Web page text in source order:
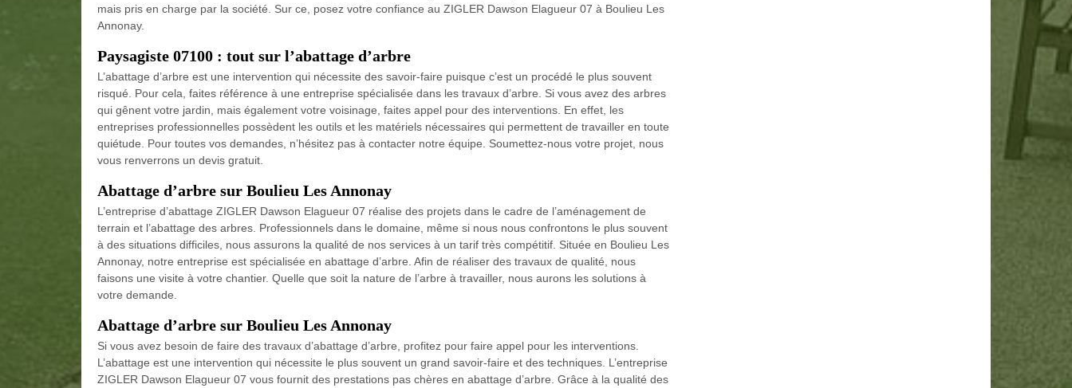
mais pris en charge par la société. Sur ce, posez votre confiance au ZIGLER Dawson Elagueur 07 à Boulieu Les
Annonay.
Paysagiste 07100 : tout sur l’abattage d’arbre
L’abattage d’arbre est une intervention qui nécessite des savoir-faire puisque c’est un procédé le plus souvent
risqué. Pour cela, faites référence à une entreprise spécialisée dans les travaux d’arbre. Si vous avez des arbres
qui gênent votre jardin, mais également votre voisinage, faites appel pour des interventions. En effet, les
entreprises professionnelles possèdent les outils et les matériels nécessaires qui permettent de travailler en toute
quiétude. Pour toutes vos demandes, n’hésitez pas à contacter notre équipe. Soumettez-nous votre projet, nous
vous renverrons un devis gratuit.
Abattage d’arbre sur Boulieu Les Annonay
L’entreprise d’abattage ZIGLER Dawson Elagueur 07 réalise des projets dans le cadre de l’aménagement de
terrain et l’abattage des arbres. Professionnels dans le domaine, même si nous nous confrontons le plus souvent
à des situations difficiles, nous assurons la qualité de nos services à un tarif très compétitif. Située en Boulieu Les
Annonay, notre entreprise est spécialisée en abattage d’arbre. Afin de réaliser des travaux de qualité, nous
faisons une visite à votre chantier. Quelle que soit la nature de l’arbre à travailler, nous aurons les solutions à
votre demande.
Abattage d’arbre sur Boulieu Les Annonay
Si vous avez besoin de faire des travaux d’abattage d’arbre, profitez pour faire appel pour les interventions.
L’abattage est une intervention qui nécessite le plus souvent un grand savoir-faire et des techniques. L’entreprise
ZIGLER Dawson Elagueur 07 vous fournit des prestations pas chères en abattage d’arbre. Grâce à la qualité des